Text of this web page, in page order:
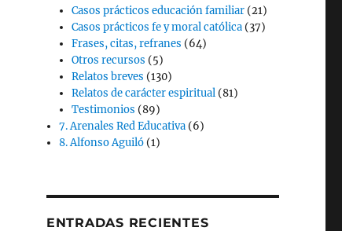
Casos prácticos educación familiar (21)
Casos prácticos fe y moral católica (37)
Frases, citas, refranes (64)
Otros recursos (5)
Relatos breves (130)
Relatos de carácter espiritual (81)
Testimonios (89)
7. Arenales Red Educativa (6)
8. Alfonso Aguiló (1)
ENTRADAS RECIENTES